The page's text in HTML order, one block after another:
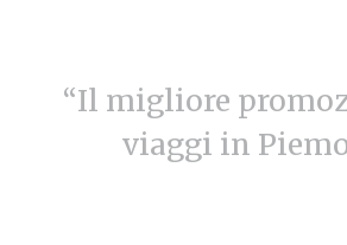
“Il migliore
viaggi in